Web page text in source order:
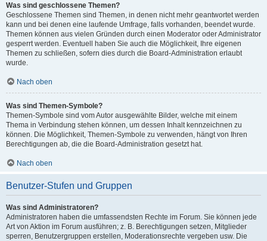
Was sind geschlossene Themen?
Geschlossene Themen sind Themen, in denen nicht mehr geantwortet werden
kann und bei denen eine laufende Umfrage, falls vorhanden, beendet wurde.
Themen können aus vielen Gründen durch einen Moderator oder Administrator
gesperrt werden. Eventuell haben Sie auch die Möglichkeit, Ihre eigenen
Themen zu schließen, sofern dies durch die Board-Administration erlaubt
wurde.
Nach oben
Was sind Themen-Symbole?
Themen-Symbole sind vom Autor ausgewählte Bilder, welche mit einem
Thema in Verbindung stehen können, um dessen Inhalt kennzeichnen zu
können. Die Möglichkeit, Themen-Symbole zu verwenden, hängt von Ihren
Berechtigungen ab, die die Board-Administration gesetzt hat.
Nach oben
Benutzer-Stufen und Gruppen
Was sind Administratoren?
Administratoren haben die umfassendsten Rechte im Forum. Sie können jede
Art von Aktion im Forum ausführen; z. B. Berechtigungen setzen, Mitglieder
sperren, Benutzergruppen erstellen, Moderationsrechte vergeben usw. Die